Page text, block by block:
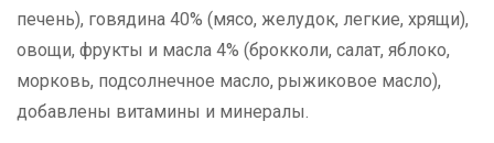
печень), говядина 40% (мясо, желудок, легкие, хрящи),
овощи, фрукты и масла 4% (брокколи, салат, яблоко,
морковь, подсолнечное масло, рыжиковое масло),
добавлены витамины и минералы.